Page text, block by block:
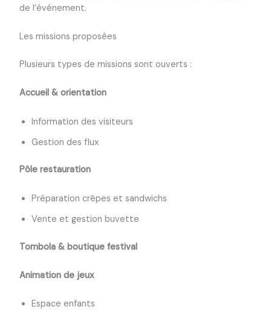
de l’événement.
Les missions proposées
Plusieurs types de missions sont ouverts :
Accueil & orientation
Information des visiteurs
Gestion des flux
Pôle restauration
Préparation crêpes et sandwichs
Vente et gestion buvette
Tombola & boutique festival
Animation de jeux
Espace enfants